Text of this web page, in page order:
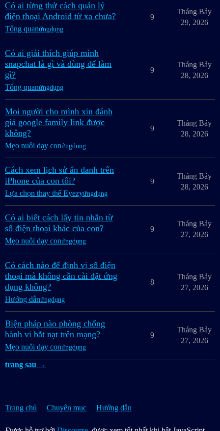
Có ai từng thử cách quản lý
điện thoại Android từ xa chưa?
Tổng quanứngdụng
9
Tháng Bảy
29, 2026
Có ai giải thích giúp mình
snapchat là gì và dùng để làm
gì?
Tổng quanứngdụng
9
Tháng Bảy
28, 2026
Mọi người cho mình xin đánh
giá google family link được
không?
Mẹo nuôi dạy conứngdụng
9
Tháng Bảy
28, 2026
Cách xem lịch sử ẩn danh trên
iPhone của con tôi?
Lựa chọn thay thế Eyezyứngdụng
9
Tháng Bảy
28, 2026
Có ai biết cách lấy tin nhắn từ
số điện thoại khác của con?
Mẹo nuôi dạy conứngdụng
9
Tháng Bảy
27, 2026
Có cách nào để định vị số điện
thoại mà không cần cài đặt ứng
dụng không?
Hướng dẫnứngdụng
8
Tháng Bảy
27, 2026
Biện pháp nào phòng chống
hành vi bắt nạt trên mạng?
Mẹo nuôi dạy conứngdụng
9
Tháng Bảy
27, 2026
trang sau →
Trang chủ Chuyên mục Hướng dẫn